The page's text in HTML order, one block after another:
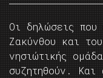
Οι δηλώσεις που
Ζακύνθου και
νησιώτικής
συζητηθούν. Και